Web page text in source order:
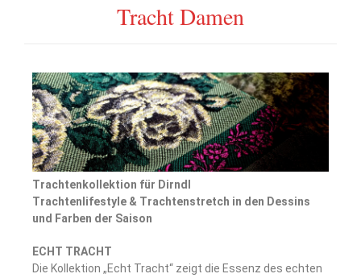
Tracht Damen
Trachtenkollektion für Dirndl
Trachtenlifestyle & Trachtenstretch in den Dessins
und Farben der Saison
ECHT TRACHT
Die Kollektion „Echt Tracht“ zeigt die Essenz des echten